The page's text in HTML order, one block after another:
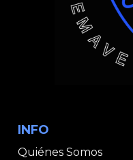
INFO
Quiénes Somos